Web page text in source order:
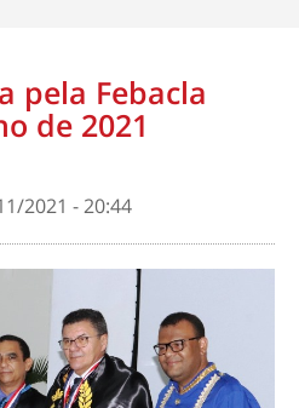
pela Febacla
de 2021
2021 - 20:44